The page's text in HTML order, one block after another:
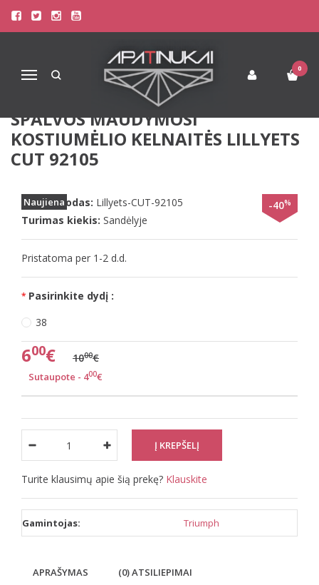
Navigacija
0
Pagrindinis
Paplūdimio Apranga
Maudymosi Kostiumėliai / Maudymukai
TRIUMPH 38(M) GELTONOS
SPALVOS MAUDYMOSI
KOSTIUMĖLIO KELNAITĖS LILLYETS
CUT 92105
Naujiena -40%
Prekės kodas: Lillyets-CUT-92105
Turimas kiekis: Sandėlyje
Pristatoma per 1-2 d.d.
Pasirinkite dydį :
38
600€ 1000€
Sutaupote - 400€
Turite klausimų apie šią prekę? Klauskite
Gamintojas: Triumph
APRAŠYMAS (0) ATSILIEPIMAI